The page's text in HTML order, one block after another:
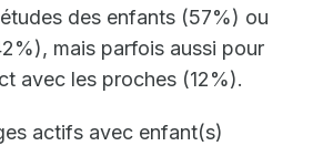
des enfants (57%) ou
mais parfois aussi pour
avec les proches (12%).
actifs avec enfant(s)